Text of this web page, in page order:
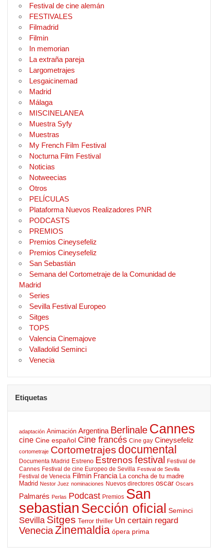
Festival de cine alemán
FESTIVALES
Filmadrid
Filmin
In memorian
La extraña pareja
Largometrajes
Lesgaicinemad
Madrid
Málaga
MISCINELANEA
Muestra Syfy
Muestras
My French Film Festival
Nocturna Film Festival
Noticias
Notweecias
Otros
PELÍCULAS
Plataforma Nuevos Realizadores PNR
PODCASTS
PREMIOS
Premios Cineysefeliz
Premios Cineysefeliz
San Sebastián
Semana del Cortometraje de la Comunidad de
Madrid
Series
Sevilla Festival Europeo
Sitges
TOPS
Valencia Cinemajove
Valladolid Seminci
Venecia
Etiquetas
adaptación Animación Argentina Berlinale Cannes
cine Cine español Cine francés Cine gay Cineysefeliz
cortometraje Cortometrajes documental
Documenta Madrid Estreno Estrenos festival
Festival de
Cannes Festival de cine Europeo de Sevilla Festival de Sevilla
Festival de Venecia Filmin Francia La concha de tu madre
Madrid Nestor Juez nominaciones Nuevos directores oscar Oscars
Palmarés Perlas Podcast Premios San
sebastianSección oficial Seminci
Sevilla Sitges Terror thriller Un certain regard
VeneciaZinemaldia ópera prima